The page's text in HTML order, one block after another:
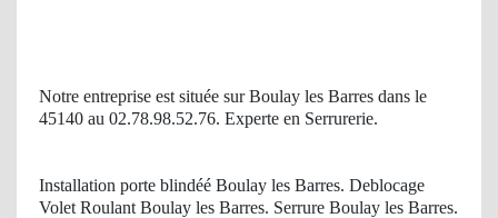
Notre entreprise est située sur Boulay les Barres dans le
45140 au 02.78.98.52.76. Experte en Serrurerie.
Installation porte blindéé Boulay les Barres. Deblocage
Volet Roulant Boulay les Barres. Serrure Boulay les Barres.